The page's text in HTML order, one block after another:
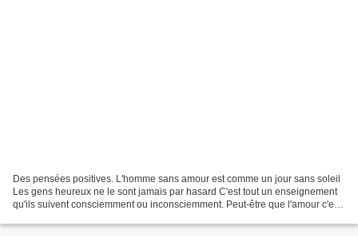
Des pensées positives. L'homme sans amour est comme un jour sans soleil
Les gens heureux ne le sont jamais par hasard C'est tout un enseignement
qu'ils suivent consciemment ou inconsciemment. Peut-être que l'amour c'est